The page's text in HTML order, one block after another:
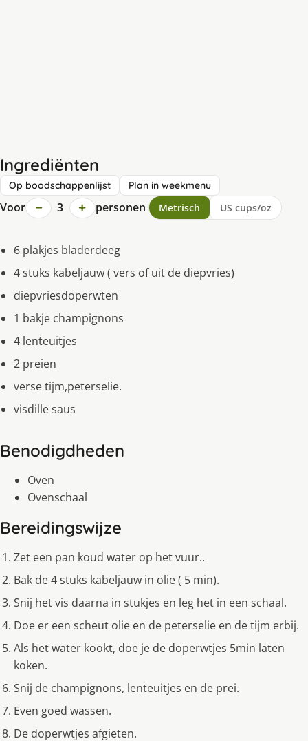
Ingrediënten
Op boodschappenlijst Plan in weekmenu
Voor − 3 + personen Metrisch US cups/oz
6 plakjes bladerdeeg
4 stuks kabeljauw ( vers of uit de diepvries)
diepvriesdoperwten
1 bakje champignons
4 lenteuitjes
2 preien
verse tijm,peterselie.
visdille saus
Benodigdheden
Oven
Ovenschaal
Bereidingswijze
Zet een pan koud water op het vuur..
Bak de 4 stuks kabeljauw in olie ( 5 min).
Snij het vis daarna in stukjes en leg het in een schaal.
Doe er een scheut olie en de peterselie en de tijm erbij.
Als het water kookt, doe je de doperwtjes 5min laten
koken.
Snij de champignons, lenteuitjes en de prei.
Even goed wassen.
De doperwtjes afgieten.